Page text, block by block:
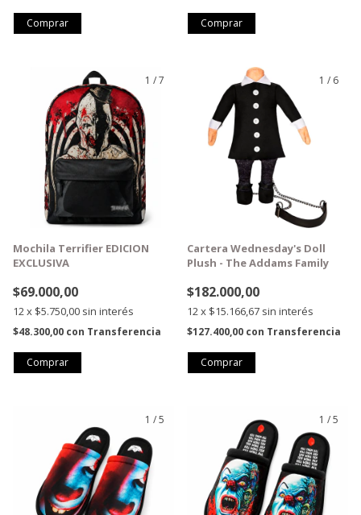
1 /7
Mochila Terrifier EDICION
EXCLUSIVA
$69.000,00
12x $5.750,00 sin interés
$48.300,00 con Transferencia
1 / 6
GRATIS
Cartera Wednesday's Doll
Plush - The Addams Family
$182.000,00
12x $15.166,67 sin interés
$127.400,00 con Transferencia
1 /5 1 /5